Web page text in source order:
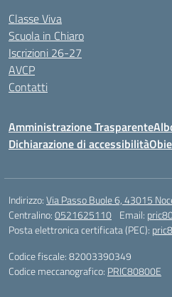
Classe Viva
Scuola in Chiaro
Iscrizioni 26-27
AVCP
Contatti
Amministrazione Trasparente
Dichiarazione di accessibilità
Indirizzo:Via Passo Buole 6, 43015
Centralino:0521625110 Email:
Posta elettronica certificata (PEC):
Codice fiscale: 82003390349
Codice meccanografico: PRIC80800E